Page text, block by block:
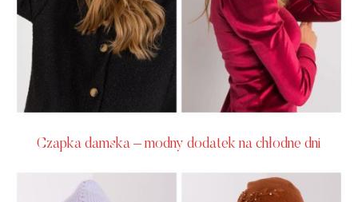
Czapka damska – modny dodatek na chłodne dni